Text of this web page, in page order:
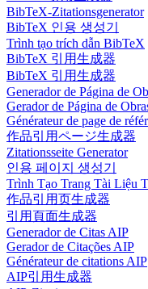
BibTeX-Zitationsgenerator
BibTeX 인용 생성기
Trình tạo trích dẫn BibTeX
BibTeX 引用生成器
BibTeX 引用生成器
Generador de Página de
Gerador de Página de
Générateur de page de
作品引用ページ生成器
Zitationsseite Generator
인용 페이지 생성기
Trình Tạo Trang Tài Liệu
作品引用页生成器
引用頁面生成器
Generador de Citas AIP
Gerador de Citações AIP
Générateur de citations AIP
AIP引用生成器